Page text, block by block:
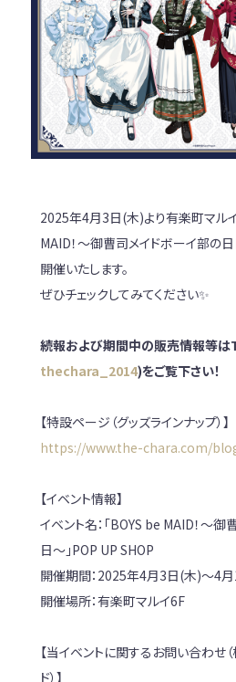
2025年4月3日(木)より有楽町マル
MAID！～御曹司メイドボーイ部の
開催いたします。
ぜひチェックしてみてください✨
続報および期間中の販売情報等は
thechara_2014)をご覧下さい！
【特設ページ（グッズラインナップ）】
https://www.the-chara.com/
【イベント情報】
イベント名：「BOYS be MAID！～
日～」POP UP SHOP
開催期間：2025年4月3日(木)～4
開催場所：有楽町マルイ6F
【当イベントに関するお問い合わせ
ド）】